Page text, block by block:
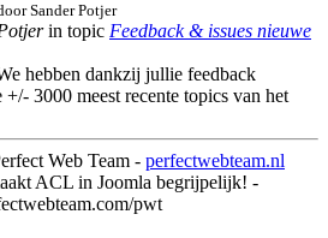
Sander Potjer
in topic Feedback & issues nieuwe
hebben dankzij jullie feedback
+/- 3000 meest recente topics van het
Web Team - perfectwebteam.nl
ACL in Joomla begrijpelijk! -
pwt